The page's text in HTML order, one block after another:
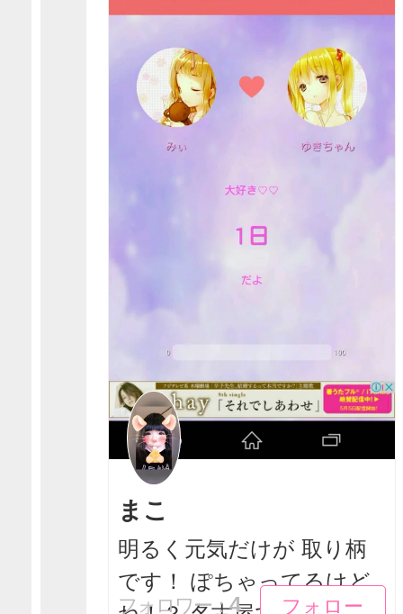
まこ
明るく元気だけが 取り柄
です！ ぽちゃってるけど
フォロー
フォロー
フォロワー：4